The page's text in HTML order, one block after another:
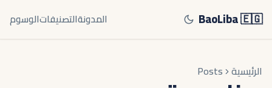
BaoLiba 🇪🇬 المدونةالتصنيفاتالوسوم
الرئيسية Posts